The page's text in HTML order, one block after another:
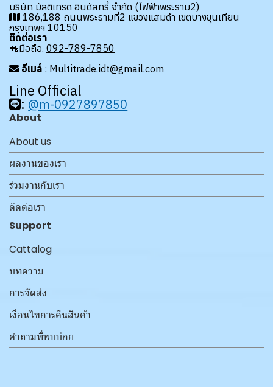
บริษัท มัลติเทรด อินดัสทรี้ จำกัด (ไฟฟ้าพระราม2)
186,188 ถนนพระรามที่2 แขวงแสมดำ เขตบางขุนเทียน
กรุงเทพฯ 10150
ติดต่อเรา
📲มือถือ. 092-789-7850
อีเมล์ : Multitrade.idt@gmail.com
Line Official
: @m-0927897850
About
About us
ผลงานของเรา
ร่วมงานกับเรา
ติดต่อเรา
Support
Cattalog
บทความ
การจัดส่ง
เงื่อนไขการคืนสินค้า
คำถามที่พบบ่อย